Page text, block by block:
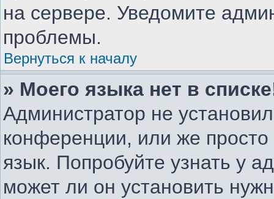
на сервере. Уведомите
проблемы.
Вернуться к началу
» Моего языка нет в
Администратор не
конференции, или же
язык. Попробуйте узнать у
может ли он установить